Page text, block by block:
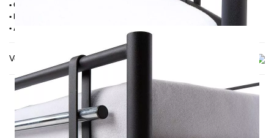
• Ohne Matratze
• Lieferzustand: Zerlegt (in 2 Kartons)
• Andere RAL-Farben auf Anfrage möglich
Versand & Lieferung